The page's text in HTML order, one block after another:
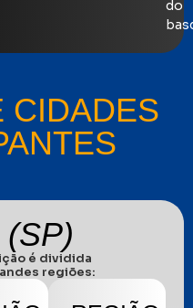
do
CIDADES
é dividida
regiões: